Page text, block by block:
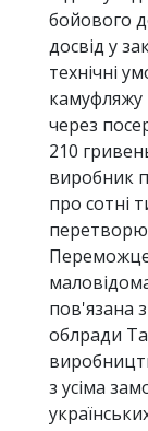
бойового
досвід у
технічні
камуфляжу
через
210
виробник
про сотні
пов'язана
облради
з усіма